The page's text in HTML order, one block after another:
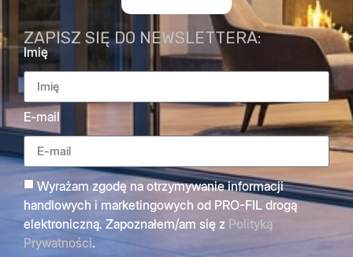
ZAPISZ SIĘ DO NEWSLETTERA:
Imię
E-mail
Wyrażam zgodę na otrzymywanie informacji
handlowych i marketingowych od PRO-FIL drogą
elektroniczną. Zapoznałem/am się z Polityką
Prywatności.